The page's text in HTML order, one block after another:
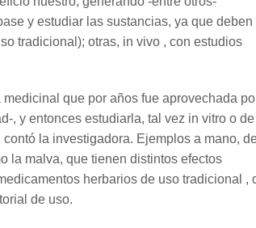
y estudiar las sustancias, ya que deben
tradicional); otras, in vivo , con estudios
que por años fue aprovechada
, y entonces estudiarla, tal vez in vitro o de
la investigadora. Ejemplos a mano,
la malva, que tienen distintos efectos
herbarios de uso tradicional ,
de uso.